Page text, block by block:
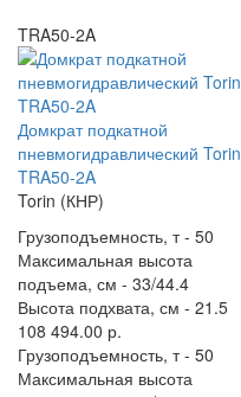
TRA50-2A
Домкрат подкатной
пневмогидравлический Torin
TRA50-2A
Torin (КНР)
Грузоподъемность, т - 50
Максимальная высота
подъема, см - 33/44.4
Высота подхвата, см - 21.5
108 494.00 р.
Грузоподъемность, т - 50
Максимальная высота